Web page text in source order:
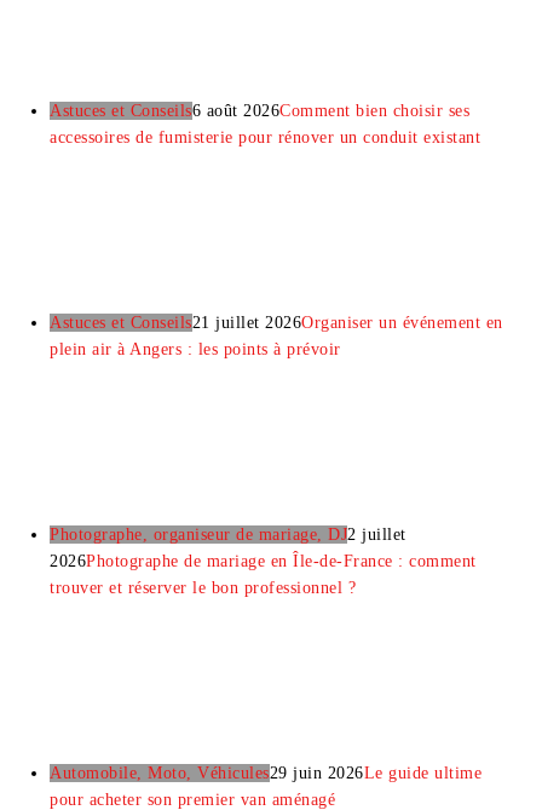
Astuces et Conseils6 août 2026Comment bien choisir ses
accessoires de fumisterie pour rénover un conduit existant
Astuces et Conseils21 juillet 2026Organiser un événement en
plein air à Angers : les points à prévoir
Photographe, organiseur de mariage, DJ2 juillet
2026Photographe de mariage en Île-de-France : comment
trouver et réserver le bon professionnel ?
Automobile, Moto, Véhicules29 juin 2026Le guide ultime
pour acheter son premier van aménagé